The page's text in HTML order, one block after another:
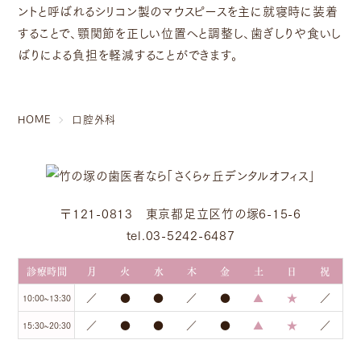
ントと呼ばれるシリコン製のマウスピースを主に就寝時に装着
することで、顎関節を正しい位置へと調整し、歯ぎしりや食いし
ばりによる負担を軽減することができます。
HOME 口腔外科
〒121-0813 東京都足立区竹の塚6-15-6
tel.03-5242-6487
診療時間 月 火 水 木 金 土 日 祝
10:00~13:30 ／ ● ● ／ ● ▲ ★ ／
15:30~20:30 ／ ● ● ／ ● ▲ ★ ／